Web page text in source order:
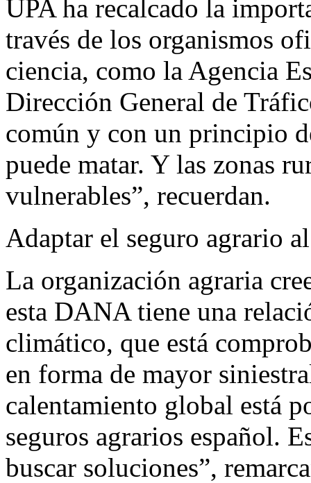
UPA ha recalcado la
través de los organismos
ciencia, como la Agencia
Dirección General de
común y con un principio
puede matar. Y las zonas
vulnerables”, recuerdan.
Adaptar el seguro agrario
La organización agraria
esta DANA tiene una
climático, que está
en forma de mayor
calentamiento global está
seguros agrarios español.
buscar soluciones”,